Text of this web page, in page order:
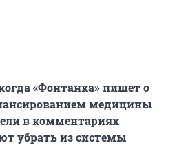
«Фонтанка» пишет о
медицины
в комментариях
убрать из системы